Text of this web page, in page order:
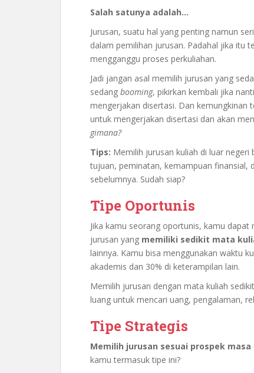
Salah satunya adalah…
Jurusan, suatu hal yang penting namun
dalam pemilihan jurusan. Padahal jika itu
mengganggu proses perkuliahan.
Jadi jangan asal memilih jurusan yang
sedang booming, pikirkan kembali jika
mengerjakan disertasi. Dan kemungkinan
untuk mengerjakan disertasi dan akan
gimana?
Tips: Memilih jurusan kuliah di luar
tujuan, peminatan, kemampuan finansial,
sebelumnya. Sudah siap?
Tipe Oportunis
Jika kamu seorang oportunis, kamu
jurusan yang memiliki sedikit mata
lainnya. Kamu bisa menggunakan waktu
akademis dan 30% di keterampilan lain.
Memilih jurusan dengan mata kuliah
luang untuk mencari uang, pengalaman,
Tipe Strategis
Memilih jurusan sesuai prospek masa
kamu termasuk tipe ini?